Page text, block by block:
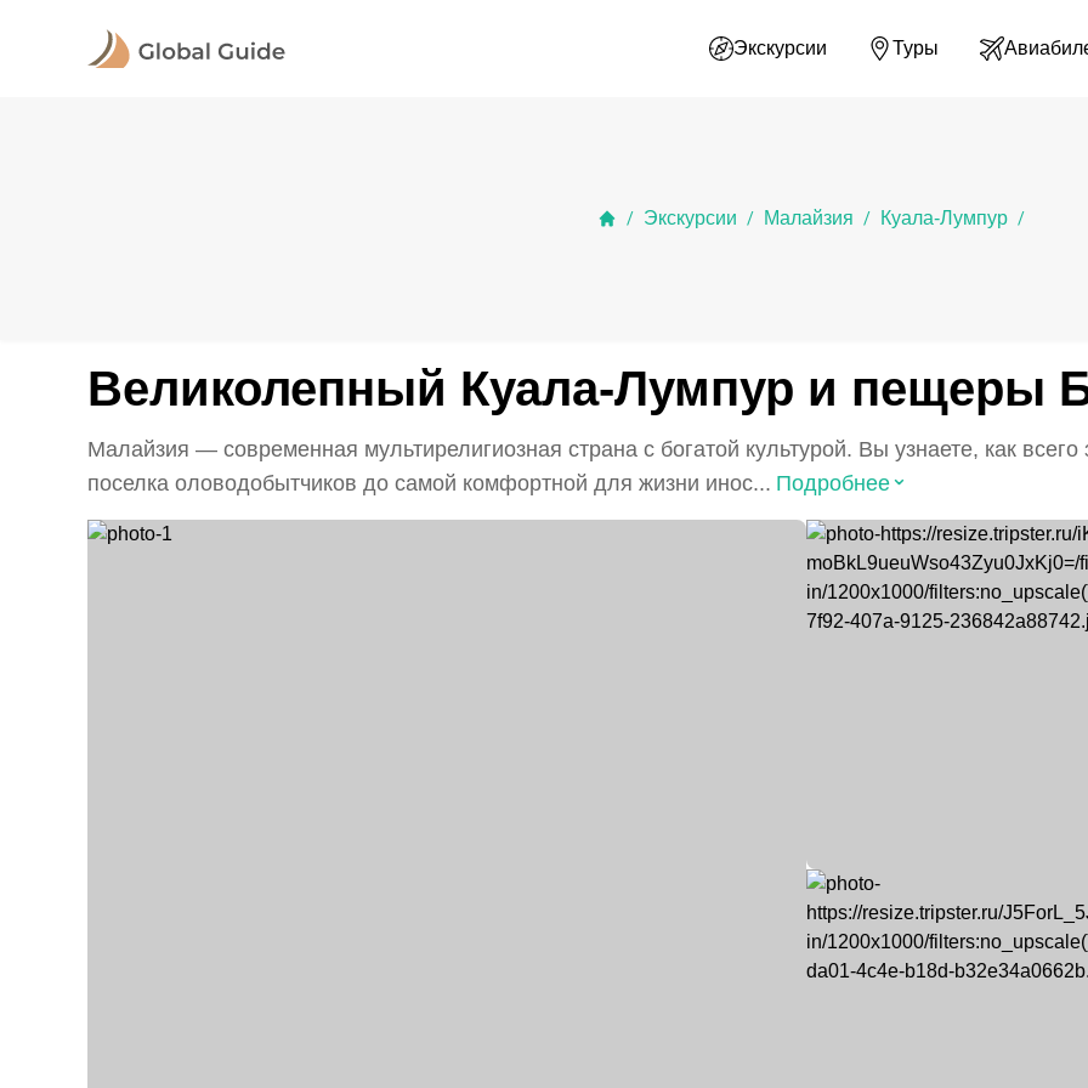
Экскурсии Туры
/ Экскурсии / Малайзия / Куала-Лумпур /
Великолепный Куала-Лумпур и пещеры
Малайзия — современная мультирелигиозная страна с богатой культурой. Вы узнаете, как
поселка оловодобытчиков до самой комфортной для жизни инос... Подробнее⌃